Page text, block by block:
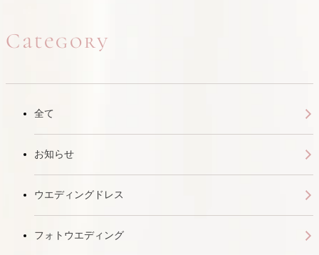
Category
全て
お知らせ
ウエディングドレス
フォトウエディング